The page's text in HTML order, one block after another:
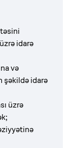
idarə
və
şəkildə idarə
üzrə